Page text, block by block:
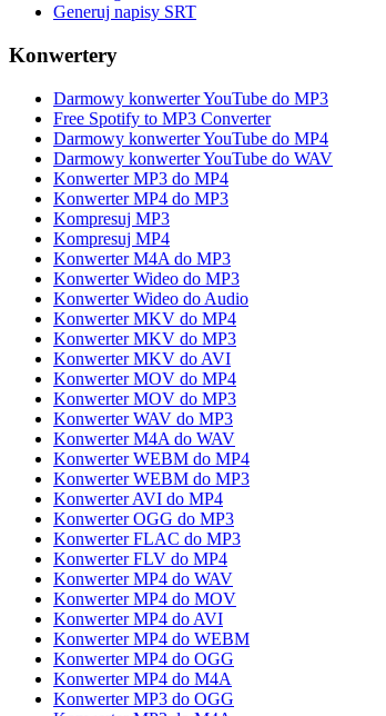
Generuj napisy SRT
Konwertery
Darmowy konwerter YouTube do MP3
Free Spotify to MP3 Converter
Darmowy konwerter YouTube do MP4
Darmowy konwerter YouTube do WAV
Konwerter MP3 do MP4
Konwerter MP4 do MP3
Kompresuj MP3
Kompresuj MP4
Konwerter M4A do MP3
Konwerter Wideo do MP3
Konwerter Wideo do Audio
Konwerter MKV do MP4
Konwerter MKV do MP3
Konwerter MKV do AVI
Konwerter MOV do MP4
Konwerter MOV do MP3
Konwerter WAV do MP3
Konwerter M4A do WAV
Konwerter WEBM do MP4
Konwerter WEBM do MP3
Konwerter AVI do MP4
Konwerter OGG do MP3
Konwerter FLAC do MP3
Konwerter FLV do MP4
Konwerter MP4 do WAV
Konwerter MP4 do MOV
Konwerter MP4 do AVI
Konwerter MP4 do WEBM
Konwerter MP4 do OGG
Konwerter MP4 do M4A
Konwerter MP3 do OGG